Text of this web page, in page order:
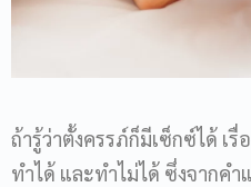
ถ้ารู้ว่าตั้งครรภ์ก็มีเซ็กซ์ได้ เ
ทำได้ และทำไม่ได้ ซึ่งจากค